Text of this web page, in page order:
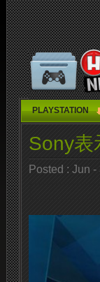
PLAYSTATION
Sony表
Posted : Jun -